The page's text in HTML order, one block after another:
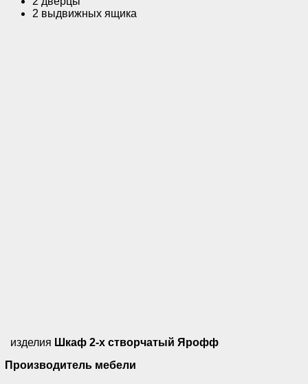
2 выдвижных ящика
изделия Шкаф 2-х створчатый Ярофф
Производитель мебели